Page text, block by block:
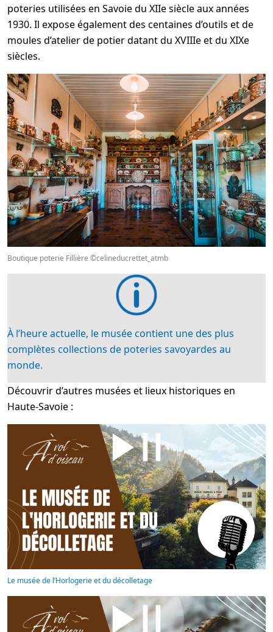
poteries utilisées en Savoie du XIIe siècle aux années
1930. Il expose également des centaines d’outils et de
moules d’atelier de potier datant du XVIIIe et du XIXe
siècles.
Boutique poterie Fillière ©celineducrettet_atmb
À l’heure actuelle, le musée contient une des plus
complètes collections de poteries savoyardes au
monde.
Découvrir d’autres musées et lieux historiques en
Haute-Savoie :
Le musée de l’Horlogerie et du décolletage